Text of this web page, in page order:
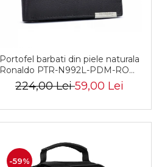
Portofel barbati din piele naturala
Ronaldo PTR-N992L-PDM-RON-
BP BL
224,00 Lei59,00 Lei
-59%